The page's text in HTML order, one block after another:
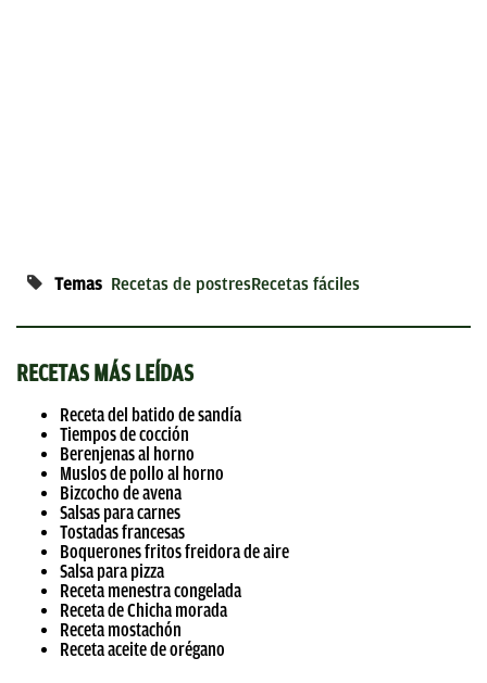
Temas Recetas de postresRecetas fáciles
RECETAS MÁS LEÍDAS
Receta del batido de sandía
Tiempos de cocción
Berenjenas al horno
Muslos de pollo al horno
Bizcocho de avena
Salsas para carnes
Tostadas francesas
Boquerones fritos freidora de aire
Salsa para pizza
Receta menestra congelada
Receta de Chicha morada
Receta mostachón
Receta aceite de orégano